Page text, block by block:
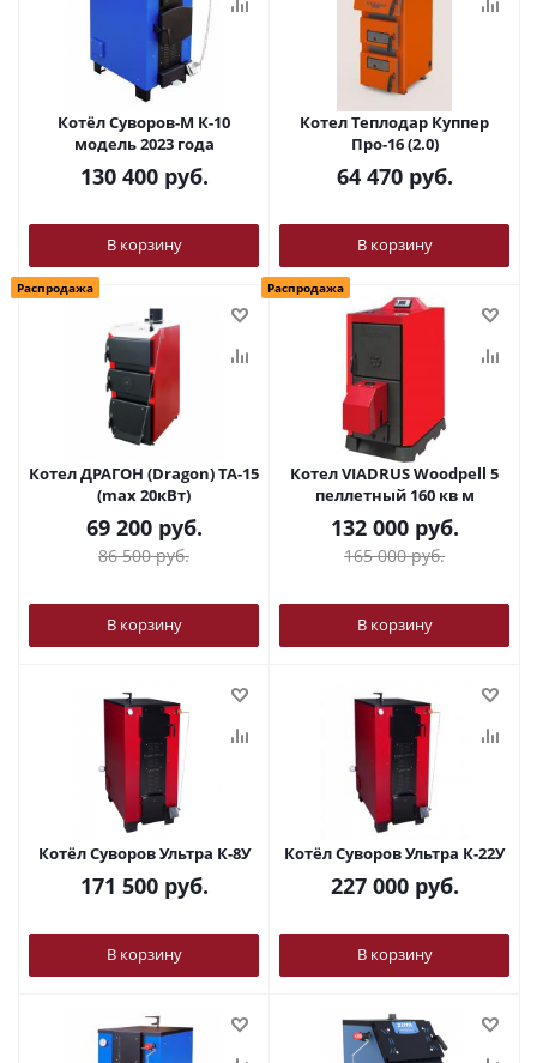
Котёл Суворов-М К-10
модель 2023 года
130 400руб.
В корзину
Котел Теплодар Куппер
Про-16 (2.0)
64 470руб.
В корзину
Распродажа
Котел ДРАГОН (Dragon) TA-15
(max 20кВт)
69 200руб.
86 500руб.
В корзину
Распродажа
Котел VIADRUS Woodpell 5
пеллетный 160 кв м
132 000руб.
165 000руб.
В корзину
Котёл Суворов Ультра К-8У
171 500руб.
В корзину
Котёл Суворов Ультра К-22У
227 000руб.
В корзину